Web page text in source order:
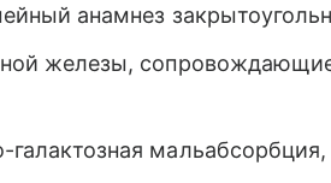
анамнез
железы,